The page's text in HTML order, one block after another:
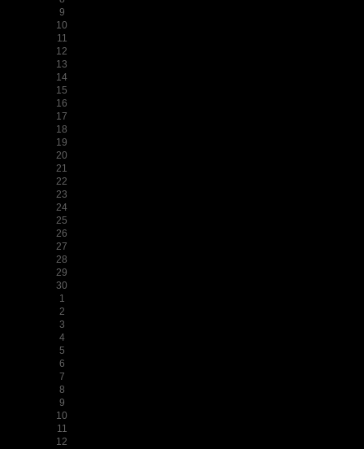
9
10
11
12
13
14
15
16
17
18
19
20
21
22
23
24
25
26
27
28
29
30
1
2
3
4
5
6
7
8
9
10
11
12